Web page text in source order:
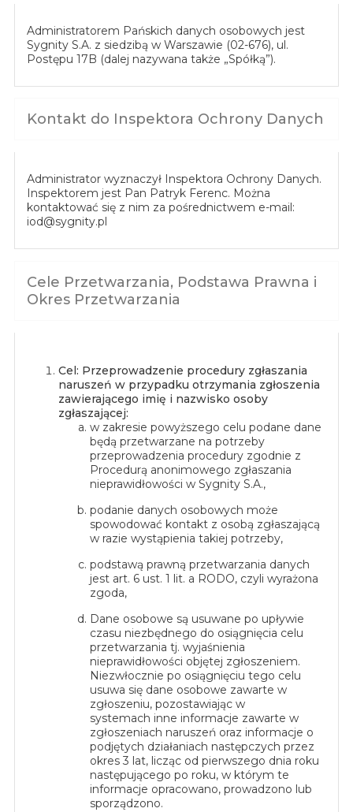
Administratorem Pańskich danych osobowych jest
Sygnity S.A. z siedzibą w Warszawie (02-676), ul.
Postępu 17B (dalej nazywana także „Spółką”).
Kontakt do Inspektora Ochrony Danych
Administrator wyznaczył Inspektora Ochrony Danych.
Inspektorem jest Pan Patryk Ferenc. Można
kontaktować się z nim za pośrednictwem e-mail:
iod@sygnity.pl
Cele Przetwarzania, Podstawa Prawna i
Okres Przetwarzania
Cel: Przeprowadzenie procedury zgłaszania
naruszeń w przypadku otrzymania zgłoszenia
zawierającego imię i nazwisko osoby
zgłaszającej:
w zakresie powyższego celu podane dane
będą przetwarzane na potrzeby
przeprowadzenia procedury zgodnie z
Procedurą anonimowego zgłaszania
nieprawidłowości w Sygnity S.A.,
podanie danych osobowych może
spowodować kontakt z osobą zgłaszającą
w razie wystąpienia takiej potrzeby,
podstawą prawną przetwarzania danych
jest art. 6 ust. 1 lit. a RODO, czyli wyrażona
zgoda,
Dane osobowe są usuwane po upływie
czasu niezbędnego do osiągnięcia celu
przetwarzania tj. wyjaśnienia
nieprawidłowości objętej zgłoszeniem.
Niezwłocznie po osiągnięciu tego celu
usuwa się dane osobowe zawarte w
zgłoszeniu, pozostawiając w
systemach inne informacje zawarte w
zgłoszeniach naruszeń oraz informacje o
podjętych działaniach następczych przez
okres 3 lat, licząc od pierwszego dnia roku
następującego po roku, w którym te
informacje opracowano, prowadzono lub
sporządzono.